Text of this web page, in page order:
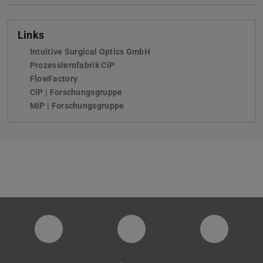
Links
Intuitive Surgical Optics GmbH
Prozesslernfabrik CiP
FlowFactory
CiP | Forschungsgruppe
MiP | Forschungsgruppe
PTW YouTube KanalPTW LinkedIn